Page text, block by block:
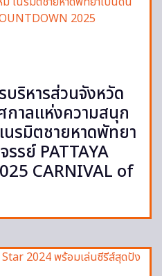
ริหารส่วนจังหวัด
กาลแห่งความสนุก
นรมิตชายหาดพัทยา
รย์ PATTAYA
CARNIVAL of